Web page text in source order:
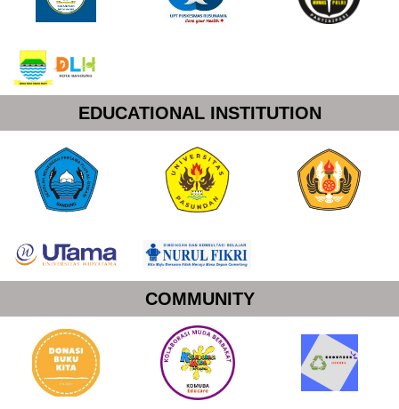
EDUCATIONAL INSTITUTION
COMMUNITY